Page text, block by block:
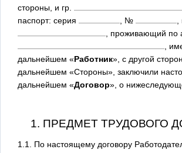
стороны, и гр.
паспорт: серия
, №
, проживающий по
,
дальнейшем «Работник», с другой
дальнейшем «Стороны», заключили
дальнейшем «Договор», о
1. ПРЕДМЕТ ТРУДОВОГО
1.1. По настоящему договору